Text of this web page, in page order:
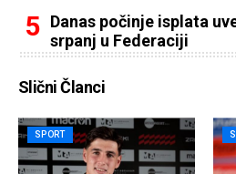
Danas počinje isplata
srpanj u Federaciji
Slični Članci
SPORT